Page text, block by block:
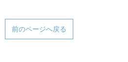
前のページへ戻る